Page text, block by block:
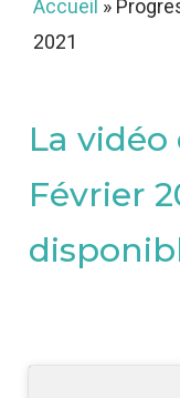
Accueil »
2021
La
Février